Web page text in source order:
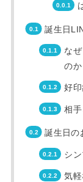
誕生日
な
のか
好
相
誕生日の
シ
気